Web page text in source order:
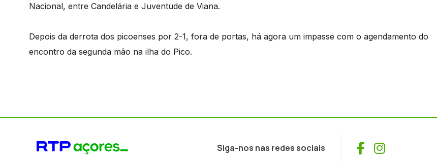
Nacional, entre Candelária e Juventude de Viana.
Depois da derrota dos picoenses por 2-1, fora de portas, há agora um impasse com o agendamento do
encontro da segunda mão na ilha do Pico.
Siga-nos nas redes sociais Facebook
Instagram